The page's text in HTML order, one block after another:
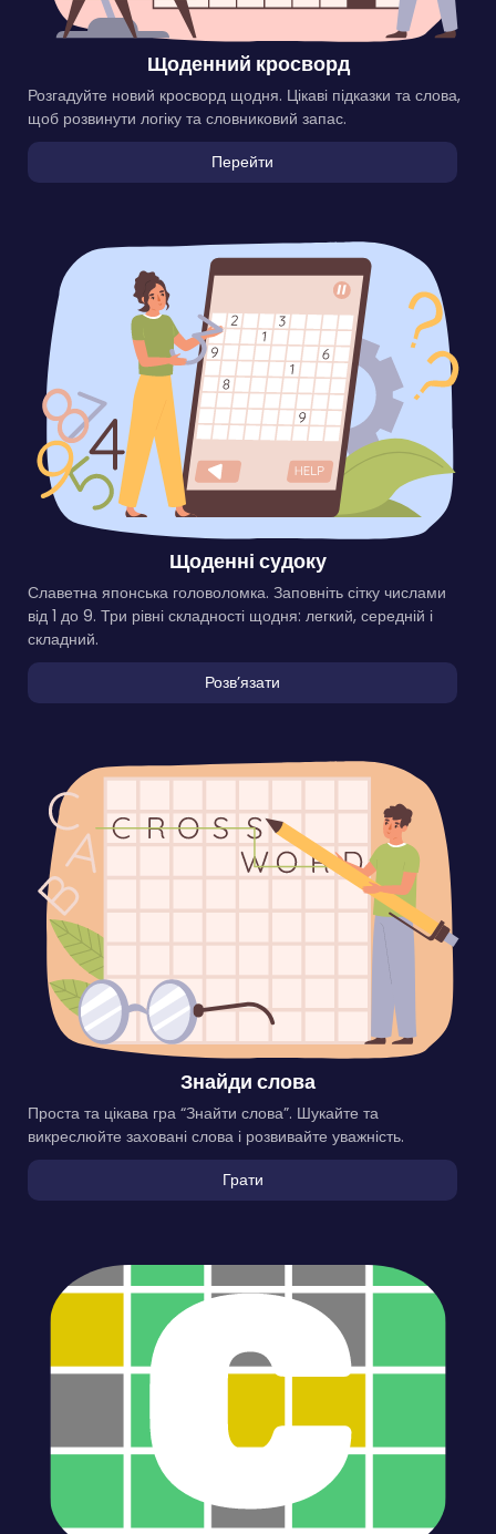
Щоденний кросворд
Розгадуйте новий кросворд щодня. Цікаві підказки та слова,
щоб розвинути логіку та словниковий запас.
Перейти
Щоденні судоку
Славетна японська головоломка. Заповніть сітку числами
від 1 до 9. Три рівні складності щодня: легкий, середній і
складний.
Розвʼязати
Знайди слова
Проста та цікава гра “Знайти слова”. Шукайте та
викреслюйте заховані слова і розвивайте уважність.
Грати